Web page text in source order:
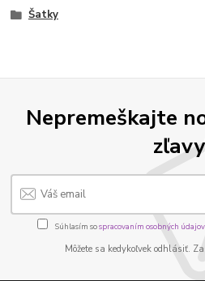
Šatky
Nepremeškajte
Súhlasím sospracovaním osobných údajov
Môžete sa kedykoľvek odhlásiť.